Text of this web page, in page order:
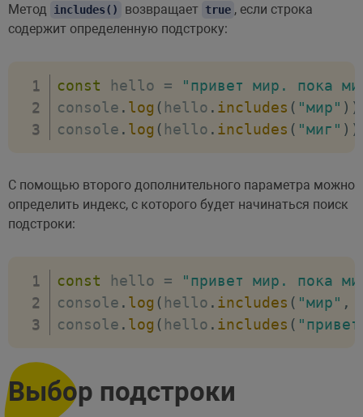
Метод includes() возвращает true , если строка
содержит определенную подстроку:
const hello =
"привет мир. пока
console . log ( hello . includes ( "мир" ) )
console . log ( hello . includes ( "миг" ) )
С помощью второго дополнительного параметра можно
определить индекс, с которого будет начинаться поиск
подстроки:
const hello =
"привет мир. пока
console . log ( hello . includes ( "мир" ,
console . log ( hello . includes (
Выбор подстроки